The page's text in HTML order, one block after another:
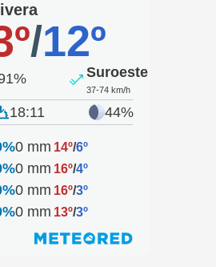
/12º
Suroeste
37-74 km/h
18:11 44%
0 mm 14º/6º
0 mm 16º/4º
0 mm 16º/3º
0 mm 13º/3º